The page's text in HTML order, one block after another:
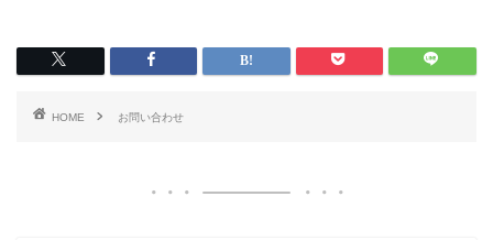
HOME お問い合わせ